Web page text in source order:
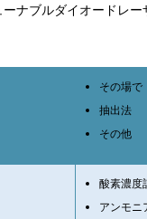
ナブルダイオードレ
その場で
抽出法
その他
酸素濃度
アンモニ